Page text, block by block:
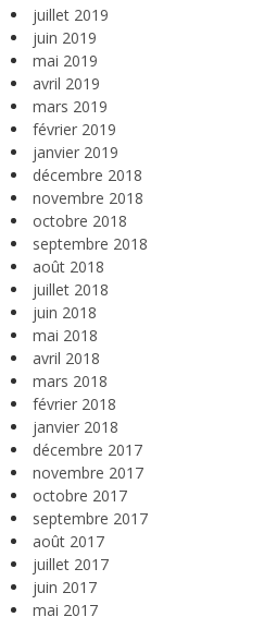
juillet 2019
juin 2019
mai 2019
avril 2019
mars 2019
février 2019
janvier 2019
décembre 2018
novembre 2018
octobre 2018
septembre 2018
août 2018
juillet 2018
juin 2018
mai 2018
avril 2018
mars 2018
février 2018
janvier 2018
décembre 2017
novembre 2017
octobre 2017
septembre 2017
août 2017
juillet 2017
juin 2017
mai 2017